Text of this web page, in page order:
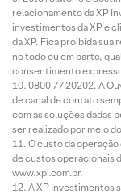
relacionamento da XP
investimentos da XP e
da XP. Fica proibida
no todo ou em parte,
consentimento
0800 77 20202. A
de canal de contato
com as soluções dadas
ser realizado por meio
O custo da
de custos operacionais
www.xpi.com.br.
A XP Investimentos